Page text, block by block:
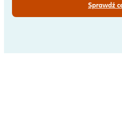
Sprawdź